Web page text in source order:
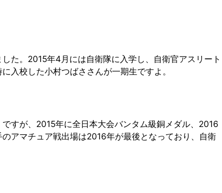
た。2015年4月には自衛隊に入学し、自衛官アスリート
入校した小村つばささんが一期生ですよ。
すが、2015年に全日本大会バンタム級銅メダル、2016
アマチュア戦出場は2016年が最後となっており、自衛